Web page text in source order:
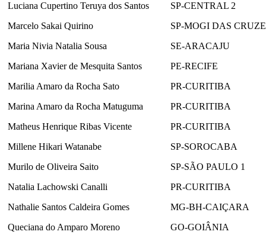
Luciana Cupertino Teruya dos Santos
SP-CENTRAL 2
Marcelo Sakai Quirino
SP-MOGI DAS
Maria Nivia Natalia Sousa
SE-ARACAJU
Mariana Xavier de Mesquita Santos
PE-RECIFE
Marilia Amaro da Rocha Sato
PR-CURITIBA
Marina Amaro da Rocha Matuguma
PR-CURITIBA
Matheus Henrique Ribas Vicente
PR-CURITIBA
Millene Hikari Watanabe
SP-SOROCABA
Murilo de Oliveira Saito
SP-SÃO PAULO 1
Natalia Lachowski Canalli
PR-CURITIBA
Nathalie Santos Caldeira Gomes
MG-BH-CAIÇARA
Queciana do Amparo Moreno
GO-GOIÂNIA